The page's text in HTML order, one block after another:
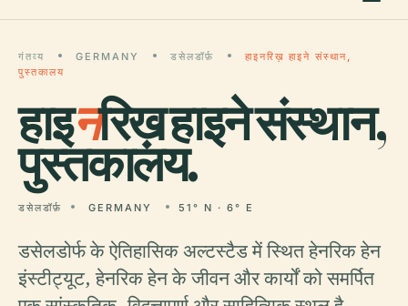
गंतव्य GERMANY डसेलडॉर्फ़
हाइनरिख़ हाइने संस्थान,
पुस्तकालय
हाइनरिख़ हाइने संस्थान,
पुस्तकालय.
डसेलडॉर्फ़ GERMANY 51° N · 6° E
डसेलडोर्फ के ऐतिहासिक अल्टस्टैड में स्थित हेनरिक हेन
इंस्टीट्यूट, हेनरिक हेन के जीवन और कार्यों को समर्पित